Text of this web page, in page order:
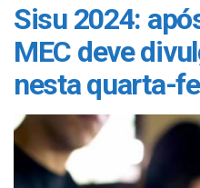
Sisu 2024:
MEC deve
nesta quarta-